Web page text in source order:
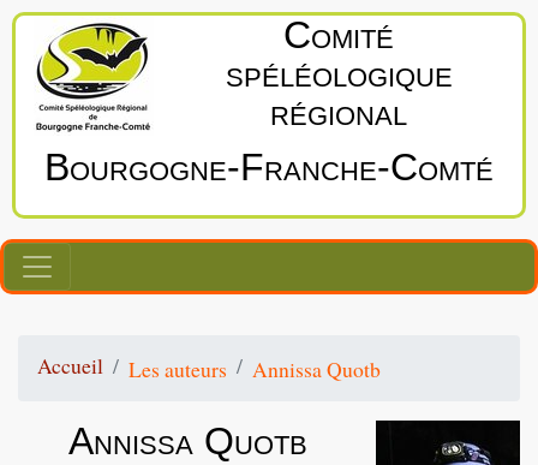
Comité
spéléologique
régional
Bourgogne‑Franche‑Comté
Accueil Les auteurs Annissa Quotb
Annissa Quotb